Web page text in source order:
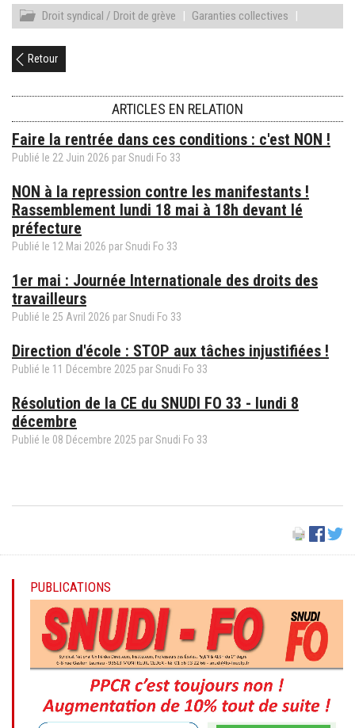
Droit syndical / Droit de grève | Garanties collectives |
Retour
ARTICLES EN RELATION
Faire la rentrée dans ces conditions : c'est NON !
Publié le 22 Juin 2026 parSnudi Fo 33
NON à la repression contre les manifestants !
Rassemblement lundi 18 mai à 18h devant lé
préfecture
Publié le 12 Mai 2026 parSnudi Fo 33
1er mai : Journée Internationale des droits des
travailleurs
Publié le 25 Avril 2026 parSnudi Fo 33
Direction d'école : STOP aux tâches injustifiées !
Publié le 11 Décembre 2025 parSnudi Fo 33
Résolution de la CE du SNUDI FO 33 - lundi 8
décembre
Publié le 08 Décembre 2025 parSnudi Fo 33
PUBLICATIONS